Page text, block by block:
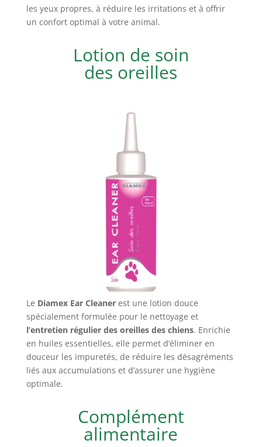
les yeux propres, à réduire les irritations et à offrir
un confort optimal à votre animal.
Lotion de soin
des oreilles
Le Diamex Ear Cleanerest une lotion douce
spécialement formulée pour le nettoyage et
l’entretien régulier des oreilles des chiens. Enrichie
en huiles essentielles, elle permet d’éliminer en
douceur les impuretés, de réduire les désagréments
liés aux accumulations et d’assurer une hygiène
optimale.
Complément
alimentaire